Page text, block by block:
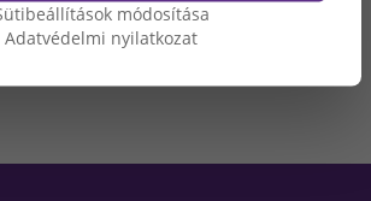
módosítása
Adatvédelmi nyilatkozat